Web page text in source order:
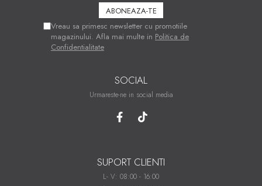
Vreau sa primesc newsletter cu promotiile
magazinului. Afla mai multe in Politica de
Confidentialitate
SOCIAL
Urmareste-ne in social media
SUPORT CLIENTI
L- V: 08:00 - 16:00